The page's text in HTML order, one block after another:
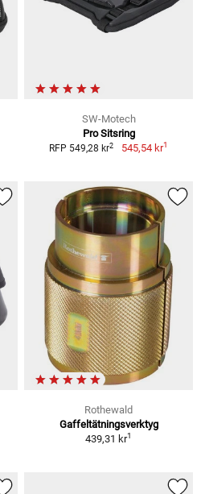
SW-Motech
Pro Sitsring
RFP 549,28 kr2 545,54 kr1
Rothewald
Gaffeltätningsverktyg
439,31 kr1